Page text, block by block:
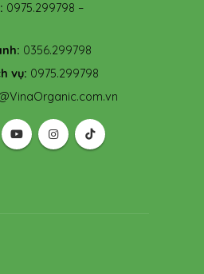
0975.299798 –
0356.299798
vụ: 0975.299798